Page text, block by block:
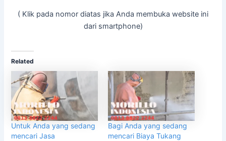
( Klik pada nomor diatas jika Anda membuka website ini
dari smartphone)
Related
Untuk Anda yang sedang
mencari Jasa
Bagi Anda yang sedang
mencari Biaya Tukang